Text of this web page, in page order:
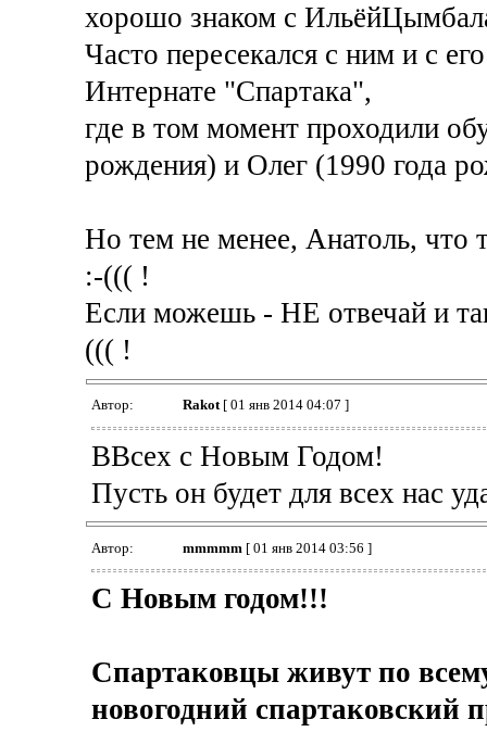
хорошо знаком с
Часто пересекался с ним и с
Интернате "Спартака",
где в том момент проходили
рождения) и Олег (1990 года
Но тем не менее, Анатоль, что
:-((( !
Если можешь - НЕ отвечай и
((( !
Автор: Rakot[ 01 янв 2014 04:07 ]
ВВсех с Новым Годом!
Пусть он будет для всех нас
Автор: mmmmm [ 01 янв 2014 03:56 ]
С Новым годом!!!
Спартаковцы живут по
новогодний спартаковский